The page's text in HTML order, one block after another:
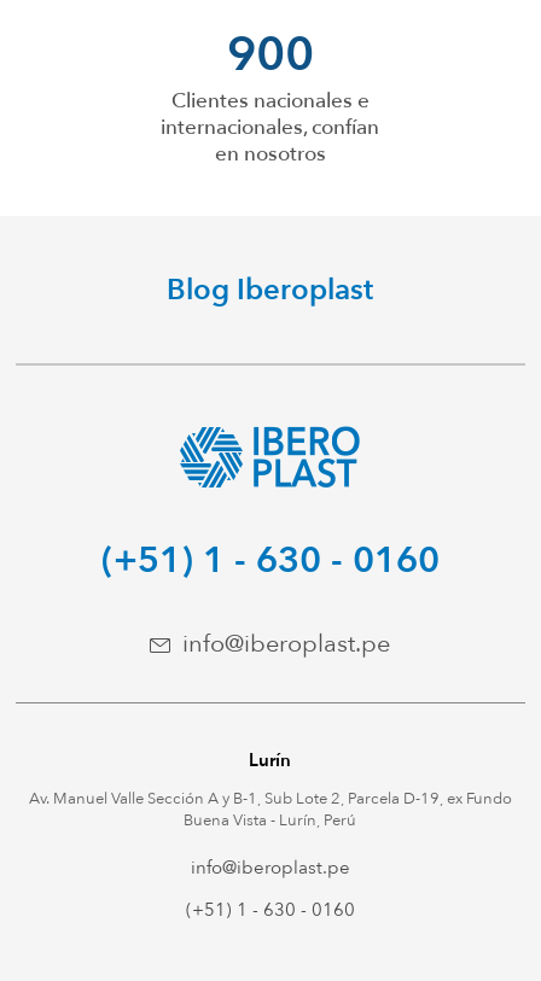
900
Clientes nacionales e
internacionales, confían
en nosotros
Blog Iberoplast
(+51) 1 - 630 - 0160
info@iberoplast.pe
Lurín
Av. Manuel Valle Sección A y B-1, Sub Lote 2, Parcela D-19, ex Fundo
Buena Vista - Lurín, Perú
info@iberoplast.pe
(+51) 1 - 630 - 0160